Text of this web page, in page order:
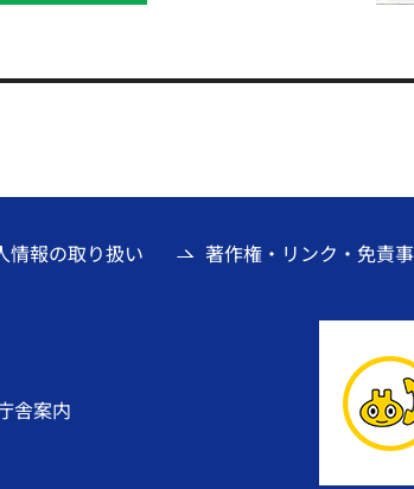
情報の取り扱い 著作権・リンク・免責
舎案内